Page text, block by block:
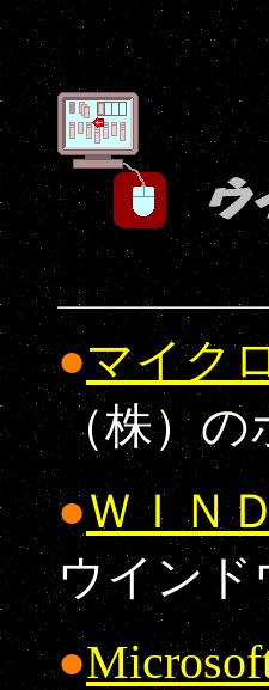
●マイク
（株）の
●ＷＩＮ
ウインド
●